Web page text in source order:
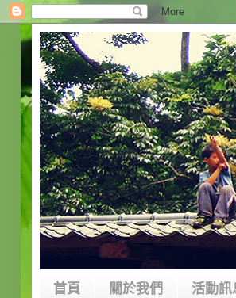
首頁 關於我們 活動訊